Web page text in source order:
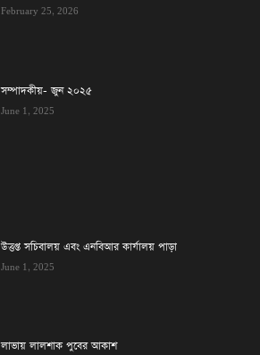
February 25, 2026
সম্পাদকীয়- জুন ২০২৫
June 1, 2025
উত্তপ্ত সচিবালয় এবং এনবিআর কার্যালয় পাড়া
June 1, 2025
লাভায় লালশাক পুবের আকাশ